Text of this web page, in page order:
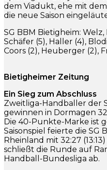
dem Viadukt, ehe mit
die neue Saison
SG BBM Bietigheim:
Schäfer (5), Haller (4),
Coors (2), Heuberger (2),
Bietigheimer Zeitung
Ein Sieg zum Abschluss
Zweitliga-Handballer der
gewinnen in Dormagen
Die 40-Punkte-Marke ist
Saisonspiel feierte die SG
Rheinland mit 32:27
schließt die Runde auf
Handball-Bundesliga ab.